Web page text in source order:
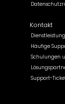
Kontakt
Häufige
Schulungen
Support-